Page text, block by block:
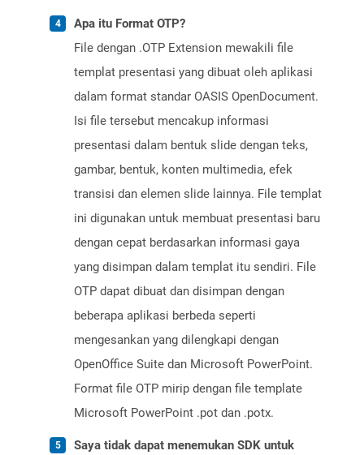
Apa itu Format OTP?
File dengan .OTP Extension mewakili file
templat presentasi yang dibuat oleh aplikasi
dalam format standar OASIS OpenDocument.
Isi file tersebut mencakup informasi
presentasi dalam bentuk slide dengan teks,
gambar, bentuk, konten multimedia, efek
transisi dan elemen slide lainnya. File templat
ini digunakan untuk membuat presentasi baru
dengan cepat berdasarkan informasi gaya
yang disimpan dalam templat itu sendiri. File
OTP dapat dibuat dan disimpan dengan
beberapa aplikasi berbeda seperti
mengesankan yang dilengkapi dengan
OpenOffice Suite dan Microsoft PowerPoint.
Format file OTP mirip dengan file template
Microsoft PowerPoint .pot dan .potx.
Saya tidak dapat menemukan SDK untuk